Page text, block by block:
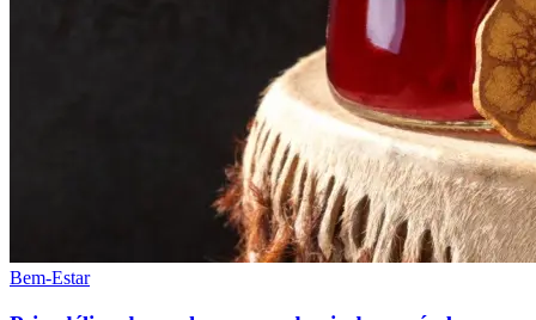
Bem-Estar